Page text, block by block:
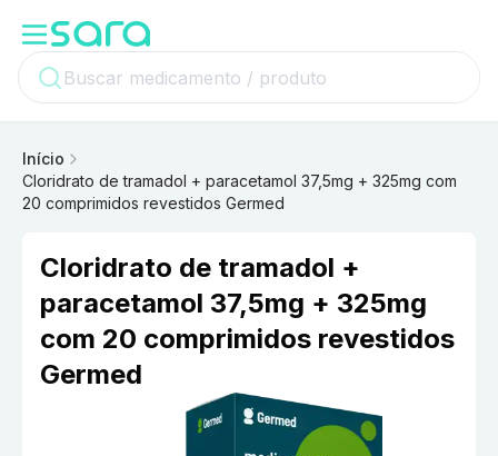
Início
Cloridrato de tramadol + paracetamol 37,5mg + 325mg com
20 comprimidos revestidos Germed
Cloridrato de tramadol +
paracetamol 37,5mg + 325mg
com 20 comprimidos revestidos
Germed